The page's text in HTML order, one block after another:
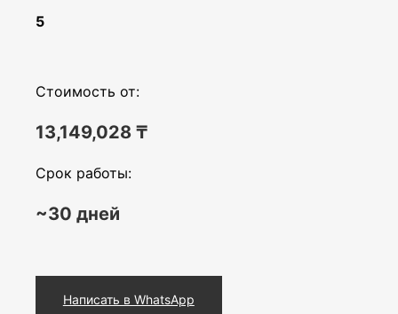
5
Стоимость от:
13,149,028 ₸
Срок работы:
~30 дней
Написать в WhatsApp